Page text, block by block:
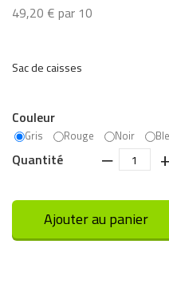
49,20 € par 10
Sac de caisses
Couleur
Gris Rouge Noir
Quantité ‒ +
Ajouter au panier